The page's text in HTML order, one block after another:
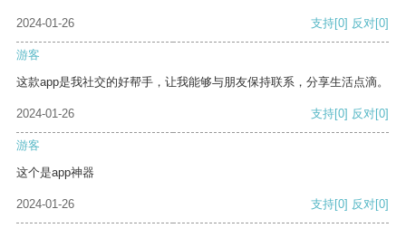
2024-01-26 支持[0] 反对[0]
游客
这款app是我社交的好帮手，让我能够与朋友保持联系，分享生活点滴。
2024-01-26 支持[0] 反对[0]
游客
这个是app神器
2024-01-26 支持[0] 反对[0]